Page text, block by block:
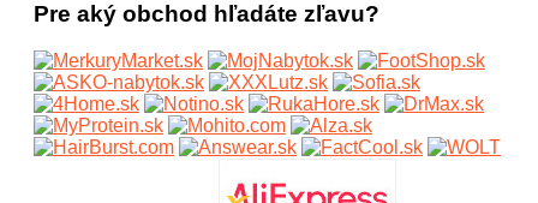
Pre aký obchod hľadáte zľavu?